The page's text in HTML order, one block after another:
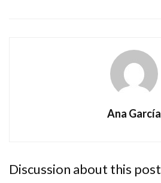
Ana García
Discussion about this post